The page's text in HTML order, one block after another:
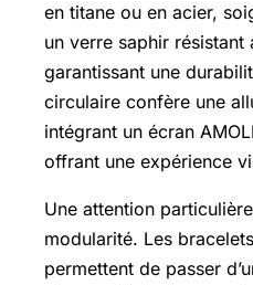
en titane ou en acier,
un verre saphir résistant
garantissant une
circulaire confère une
intégrant un écran
offrant une expérience
Une attention
modularité. Les
permettent de passer